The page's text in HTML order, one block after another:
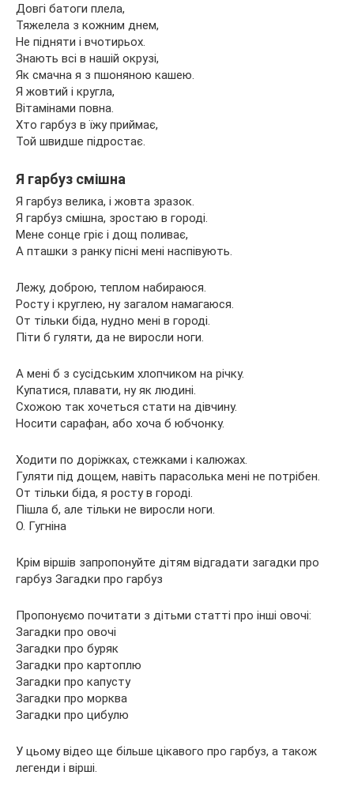
Довгі батоги плела,
Тяжелела з кожним днем,
Не підняти і вчотирьох.
Знають всі в нашій окрузі,
Як смачна я з пшоняною кашею.
Я жовтий і кругла,
Вітамінами повна.
Хто гарбуз в їжу приймає,
Той швидше підростає.
Я гарбуз смішна
Я гарбуз велика, і жовта зразок.
Я гарбуз смішна, зростаю в городі.
Мене сонце гріє і дощ поливає,
А пташки з ранку пісні мені наспівують.
Лежу, доброю, теплом набираюся.
Росту і круглею, ну загалом намагаюся.
От тільки біда, нудно мені в городі.
Піти б гуляти, да не виросли ноги.
А мені б з сусідським хлопчиком на річку.
Купатися, плавати, ну як людині.
Схожою так хочеться стати на дівчину.
Носити сарафан, або хоча б юбчонку.
Ходити по доріжках, стежками і калюжах.
Гуляти під дощем, навіть парасолька мені не потрібен.
От тільки біда, я росту в городі.
Пішла б, але тільки не виросли ноги.
О. Гугніна
Крім віршів запропонуйте дітям відгадати загадки про
гарбуз Загадки про гарбуз
Пропонуємо почитати з дітьми статті про інші овочі:
Загадки про овочі
Загадки про буряк
Загадки про картоплю
Загадки про капусту
Загадки про морква
Загадки про цибулю
У цьому відео ще більше цікавого про гарбуз, а також
легенди і вірші.